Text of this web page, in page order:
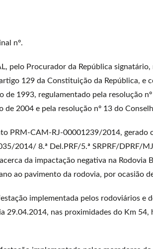
nº.
pelo Procurador da República
129 da Constituição da República, e
de 1993, regulamentado pela resolução
de 2004 e pela resolução nº 13 do
PRM-CAM-RJ-00001239/2014, gerado
2014/ 8.ª Del.PRF/5.ª SRPRF/DPRF/
da impactação negativa na Rodovia
ao pavimento da rodovia, por ocasião
implementada pelos rodoviários e
29.04.2014, nas proximidades do Km